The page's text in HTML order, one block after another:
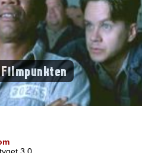
3,0